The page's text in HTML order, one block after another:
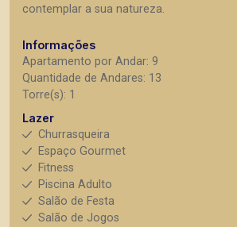
contemplar a sua natureza.
Informações
Apartamento por Andar: 9
Quantidade de Andares: 13
Torre(s): 1
Lazer
Churrasqueira
Espaço Gourmet
Fitness
Piscina Adulto
Salão de Festa
Salão de Jogos